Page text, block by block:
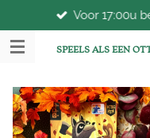
direct
naar
hoofdinhoud
SPEELS ALS EEN
Voor 17:00u